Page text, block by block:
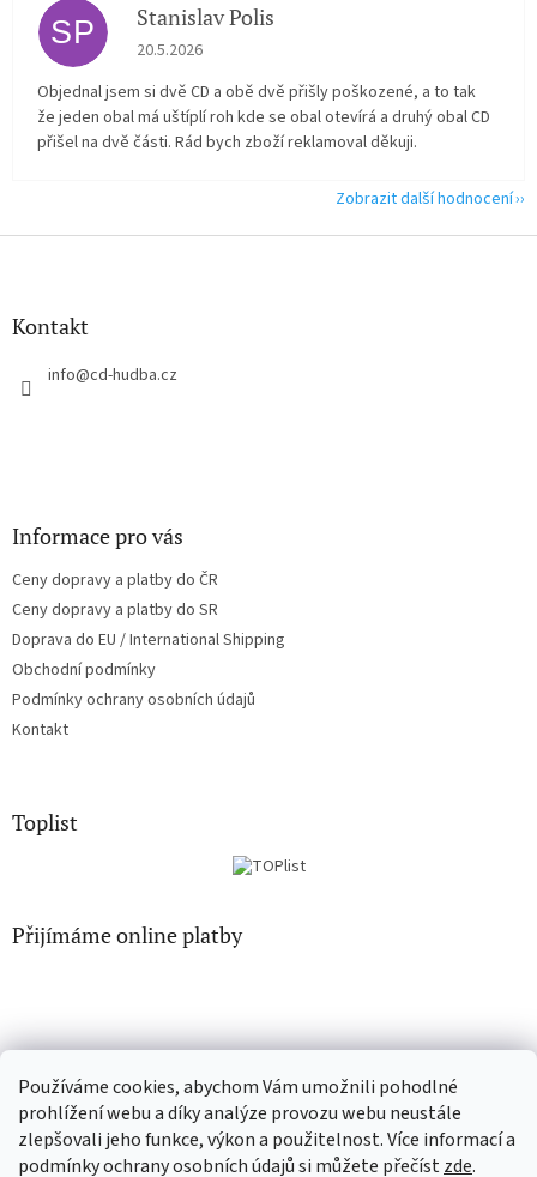
Používáme cookies, abychom Vám umožnili pohodlné
prohlížení webu a díky analýze provozu webu neustále
zlepšovali jeho funkce, výkon a použitelnost. Více informací a
podmínky ochrany osobních údajů si můžete přečístzde.
SP Stanislav Polis
Hodnocení obchodu je 2 z 5 hvězdiček.
20.5.2026
Objednal jsem si dvě CD a obě dvě přišly poškozené, a to tak
že jeden obal má uštíplí roh kde se obal otevírá a druhý obal CD
přišel na dvě části. Rád bych zboží reklamoval děkuji.
Zobrazit další hodnocení
Z
Kontakt
info@cd-hudba.cz
Informace pro vás
Ceny dopravy a platby do ČR
Ceny dopravy a platby do SR
Doprava do EU / International Shipping
Obchodní podmínky
Podmínky ochrany osobních údajů
Kontakt
Toplist
Přijímáme online platby
EN-filmy.cz CD-Soundtrack.cz